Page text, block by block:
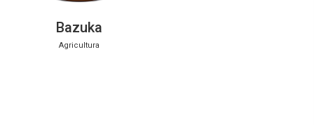
Bazuka
Agricultura